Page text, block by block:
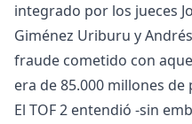
integrado por los jueces
Giménez Uriburu y
fraude cometido con
era de 85.000 millones de
El TOF 2 entendió -sin